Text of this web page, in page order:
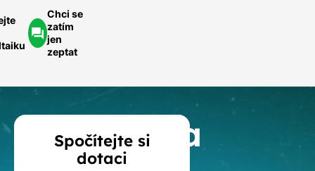
Chci se
zatím
jen
zeptat
Kalkulačka
Spočítejte si
dotaci